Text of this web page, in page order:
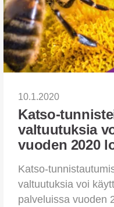
10.1.2020
Katso-
valtuutuksia
vuoden 2020
Katso-
valtuutuksia voi
palveluissa vuoden